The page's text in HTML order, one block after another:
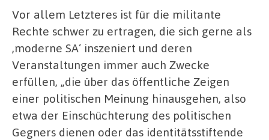
Vor allem Letzteres ist für die militante
Rechte schwer zu ertragen, die sich gerne als
‚moderne SA‘ inszeniert und deren
Veranstaltungen immer auch Zwecke
erfüllen, „die über das öffentliche Zeigen
einer politischen Meinung hinausgehen, also
etwa der Einschüchterung des politischen
Gegners dienen oder das identitätsstiftende